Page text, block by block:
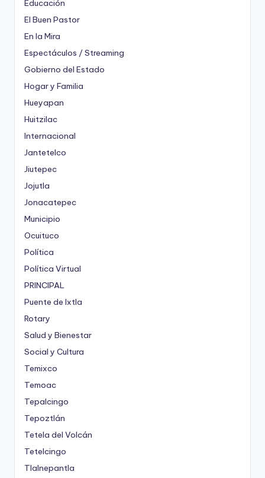
Educación
El Buen Pastor
En la Mira
Espectáculos / Streaming
Gobierno del Estado
Hogar y Familia
Hueyapan
Huitzilac
Internacional
Jantetelco
Jiutepec
Jojutla
Jonacatepec
Municipio
Ocuituco
Política
Política Virtual
PRINCIPAL
Puente de Ixtla
Rotary
Salud y Bienestar
Social y Cultura
Temixco
Temoac
Tepalcingo
Tepoztlán
Tetela del Volcán
Tetelcingo
Tlalnepantla